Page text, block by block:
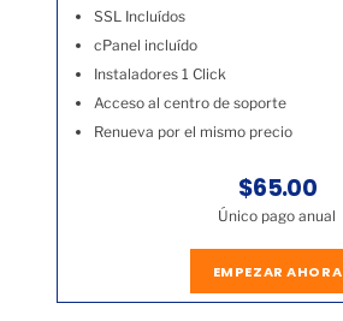
SSL Incluídos
cPanel incluído
Instaladores 1 Click
Acceso al centro de soporte
Renueva por el mismo precio
$65.00
Único pago anual
EMPEZAR AHORA